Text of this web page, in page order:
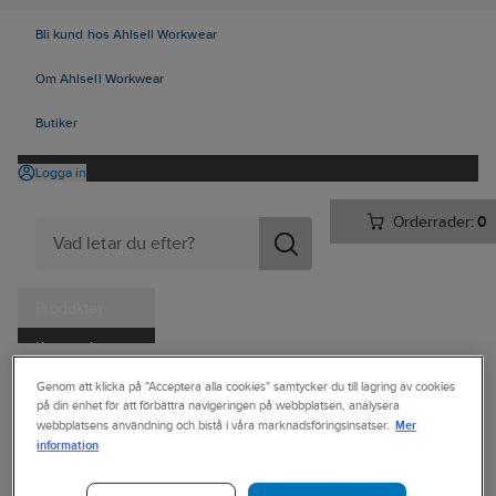
Bli kund hos Ahlsell Workwear
Om Ahlsell Workwear
Butiker
Logga in
Orderrader:0
Kampanjer
Tjänster
Kataloger
Ahlsell Produkter Personligt skydd Kläder Jackor Jackor
SNICKERS
Vinterjacka
Genom att klicka på "Acceptera alla cookies" samtycker du till lagring av cookies
på din enhet för att förbättra navigeringen på webbplatsen, analysera
webbplatsens användning och bistå i våra marknadsföringsinsatser. Mer
information